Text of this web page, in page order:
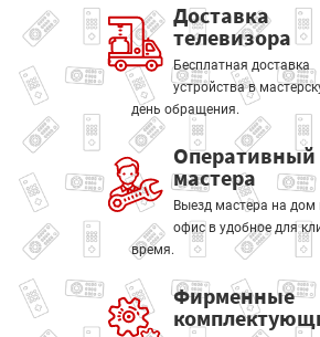
Доставка
телевизора
Бесплатная доставка
устройства в
день обращения.
Оперативный
мастера
Выезд мастера на дом
офис в удобное для
время.
Фирменные